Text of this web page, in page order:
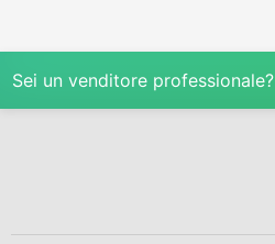
Sei un venditore professionale?